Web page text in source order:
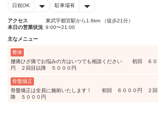
日祝OK 駐車場有
アクセス
東武宇都宮駅から1.6km （徒歩21分）
本日の営業状況 9:00〜21:00
主なメニュー
整体
腰痛ひざ痛でお悩みの方はいつでも相談ください 初回 ６０
円 ２回目以降 ５０００円
骨盤矯正
骨盤矯正は全員に施術いたします！ 初回 ６０００円 ２回
降 ５０００円